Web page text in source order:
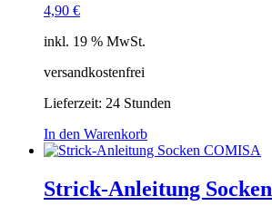
4,90 €
inkl. 19 % MwSt.
versandkostenfrei
Lieferzeit: 24 Stunden
In den Warenkorb
Strick-Anleitung